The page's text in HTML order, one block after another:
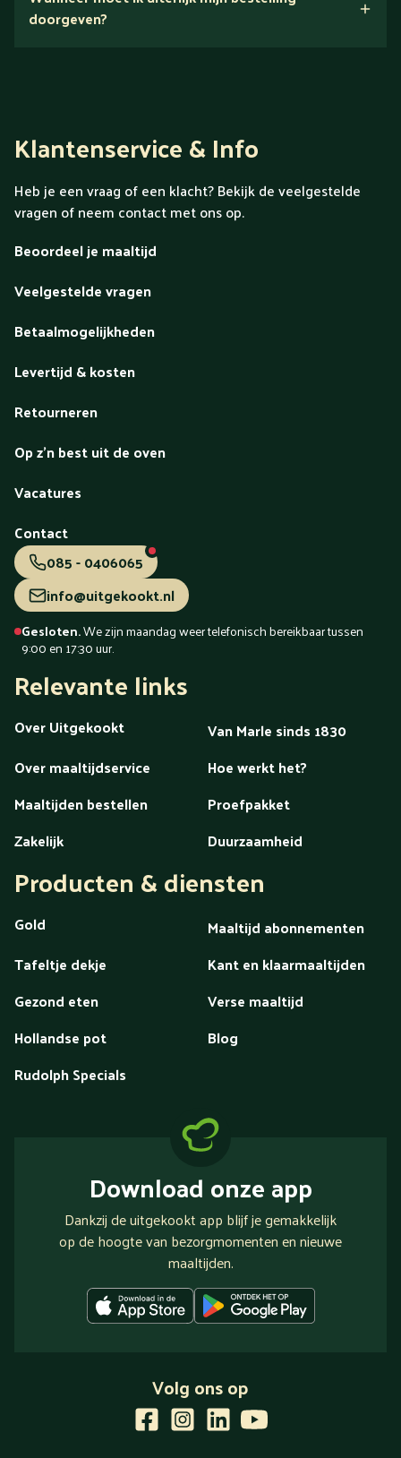
doorgeven?
Klantenservice & Info
Heb je een vraag of een klacht? Bekijk de veelgestelde
vragen of neem contact met ons op.
Beoordeel je maaltijd
Veelgestelde vragen
Betaalmogelijkheden
Levertijd & kosten
Retourneren
Op z'n best uit de oven
Vacatures
Contact
085 - 0406065
info@uitgekookt.nl
Gesloten.We zijn maandag weer telefonisch bereikbaar tussen
9:00 en 17:30 uur.
Relevante links
Over Uitgekookt
Van Marle sinds 1830
Over maaltijdservice
Hoe werkt het?
Maaltijden bestellen
Proefpakket
Zakelijk
Duurzaamheid
Producten & diensten
Gold
Maaltijd abonnementen
Tafeltje dekje
Kant en klaarmaaltijden
Gezond eten
Verse maaltijd
Hollandse pot
Blog
Rudolph Specials
Download onze app
Dankzij de uitgekookt app blijf je gemakkelijk
op de hoogte van bezorgmomenten en nieuwe
maaltijden.
Volg ons op